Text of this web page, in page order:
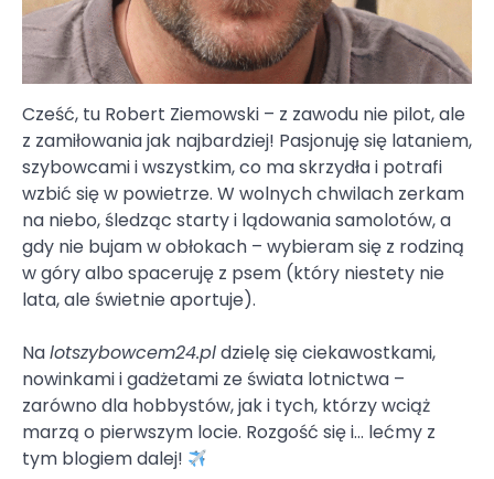
Cześć, tu Robert Ziemowski – z zawodu nie pilot, ale
z zamiłowania jak najbardziej! Pasjonuję się lataniem,
szybowcami i wszystkim, co ma skrzydła i potrafi
wzbić się w powietrze. W wolnych chwilach zerkam
na niebo, śledząc starty i lądowania samolotów, a
gdy nie bujam w obłokach – wybieram się z rodziną
w góry albo spaceruję z psem (który niestety nie
lata, ale świetnie aportuje).
Nalotszybowcem24.pldzielę się ciekawostkami,
nowinkami i gadżetami ze świata lotnictwa –
zarówno dla hobbystów, jak i tych, którzy wciąż
marzą o pierwszym locie. Rozgość się i… lećmy z
tym blogiem dalej!